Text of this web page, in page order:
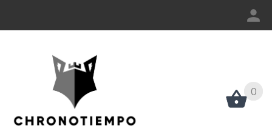
0
0